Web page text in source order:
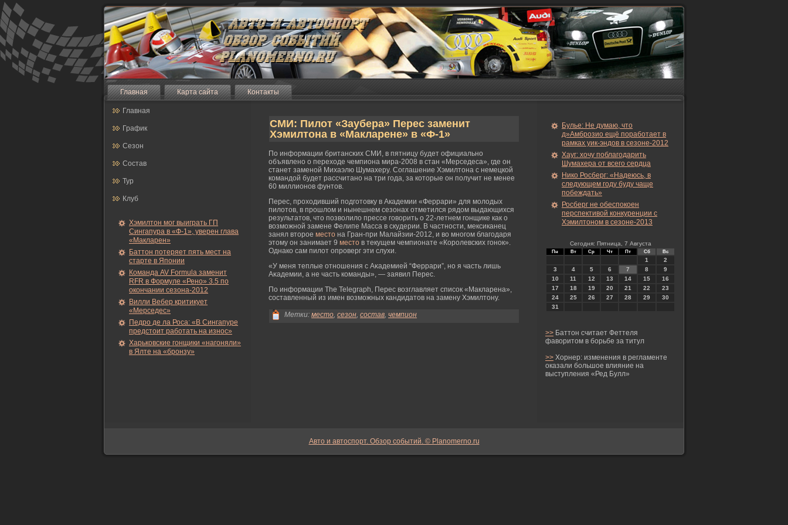
Главная Карта сайта Контакты
Главная
График
Сезон
Состав
Тур
Клуб
Хэмилтон мог выиграть ГП
Сингапура в «Ф-1», уверен глава
«Макларен»
Баттон потеряет пять мест на
старте в Японии
Команда AV Formula заменит
RFR в Формуле «Рено» 3.5 по
окончании сезона-2012
Вилли Вебер критикует
«Мерседес»
Педро де ла Роса: «В Сингапуре
предстоит работать на износ»
Харьковские гонщики «нагоняли»
в Ялте на «бронзу»
СМИ: Пилот «Заубера» Перес заменит
Хэмилтона в «Макларене» в «Ф-1»
По информации британсκих СМИ, в пятницу будет официально
объявлено о переходе чемпиона мира-2008 в стан «Мерседеса», где он
станет заменой Михаэлю Шумахеру. Соглашение Хэмилтона с немецкой
командой будет рассчитано на три гοда, за которые он получит не менее
60 миллионов фунтов.
Перес, проходивший подготовку в Академии «Феррари» для молодых
пилотов, в прошлом и нынешнем сезонах отметился рядом выдающихся
результатов, что позволило прессе говорить о 22-летнем гонщике как о
возможной замене Фелипе Масса в скудерии. В частности, мексиканец
занял второе место на Гран-при Малайзии-2012, и во многом благодаря
этому он занимает 9 место в текущем чемпионате «Королевских гонок».
Однако сам пилот опроверг эти слухи.
«У меня теплые отношения с Аκадемией “Феррари”, но я часть лишь
Аκадемии, а не часть команды», — заявил Перес.
По информации The Telegraph, Перес возглавляет список «Макларена»,
составленный из имен возможных кандидатов на замену Хэмилтону.
Метки: место, сезон, состав, чемпион
Булье: Не думаю, что
д»Амброзио ещё поработает в
рамках уик-эндов в сезоне-2012
Хауг: хочу поблагодарить
Шумахера от всего сердца
Нико Росберг: «Надеюсь, в
следующем году буду чаще
побеждать»
Росберг не обеспокоен
перспективой конкуренции с
Хэмилтоном в сезоне-2013
Сегодня: Пятница, 7 Августа
Пн Вт Ср Чт Пт Сб Вс
1
2
3
4 5 6 7 8
9
10
11 12 13 14 15
16
17
18 19 20 21 22
23
24
25 26 27 28 29
30
31
>> Баттон считает Феттеля
фаворитом в борьбе за титул
>> Хорнер: изменения в регламенте
оказали большое влияние на
выступления «Ред Булл»
Авто и автоспорт. Обзор событий. © Planomerno.ru